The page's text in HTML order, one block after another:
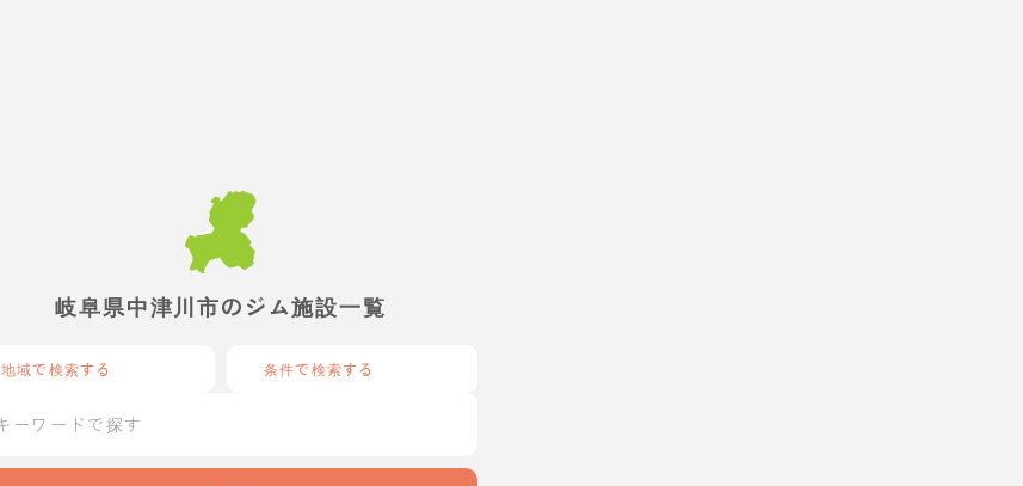
岐阜県中津川市のジム施設一覧
地域で検索する 条件で検索する